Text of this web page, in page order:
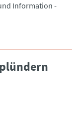
Information -